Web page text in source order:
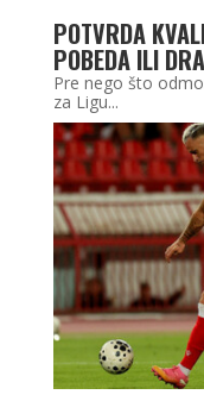
POTVRDA
POBEDA ILI
Pre nego što
za Ligu...